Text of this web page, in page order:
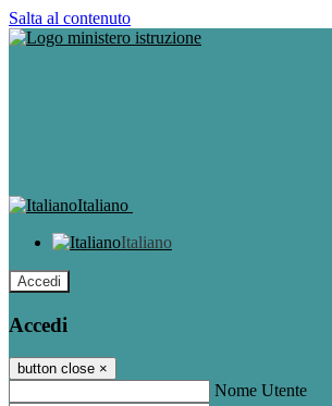
Salta al contenuto
Italiano
Italiano
Accedi
Accedi
button close ×
Nome Utente